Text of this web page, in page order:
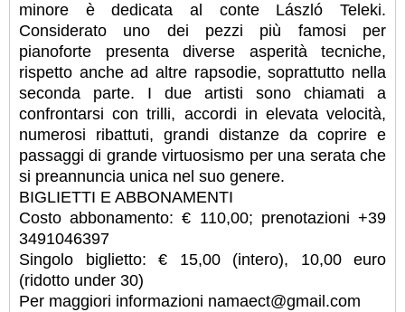
minore è dedicata al conte László Teleki.
Considerato uno dei pezzi più famosi per
pianoforte presenta diverse asperità tecniche,
rispetto anche ad altre rapsodie, soprattutto nella
seconda parte. I due artisti sono chiamati a
confrontarsi con trilli, accordi in elevata velocità,
numerosi ribattuti, grandi distanze da coprire e
passaggi di grande virtuosismo per una serata che
si preannuncia unica nel suo genere.
BIGLIETTI E ABBONAMENTI
Costo abbonamento: € 110,00; prenotazioni +39
3491046397
Singolo biglietto: € 15,00 (intero), 10,00 euro
(ridotto under 30)
Per maggiori informazioni namaect@gmail.com